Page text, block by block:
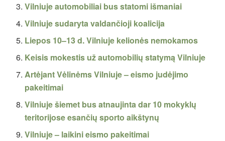
Vilniuje automobiliai bus statomi išmaniai
Vilniuje sudaryta valdančioji koalicija
Liepos 10–13 d. Vilniuje kelionės nemokamos
Keisis mokestis už automobilių statymą Vilniuje
Artėjant Vėlinėms Vilniuje – eismo judėjimo
pakeitimai
Vilniuje šiemet bus atnaujinta dar 10 mokyklų
teritorijose esančių sporto aikštynų
Vilniuje – laikini eismo pakeitimai